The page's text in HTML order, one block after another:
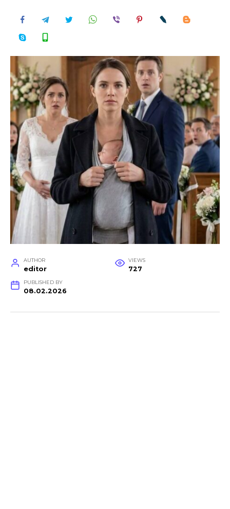
AUTHOR
editor
VIEWS
727
PUBLISHED BY
08.02.2026